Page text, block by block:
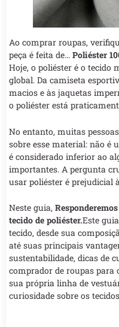
Ao comprar roupas,
peça é feita de... Poliéster
Hoje, o poliéster é o
global. Da camiseta
macios e às jaquetas
o poliéster está
No entanto, muitas
sobre esse material: não é
é considerado inferior ao
importantes. A pergunta
usar poliéster é prejudicial
Neste guia,
tecido de poliéster.Este
tecido, desde sua
até suas principais
sustentabilidade, dicas de
comprador de roupas para
sua própria linha de
curiosidade sobre os